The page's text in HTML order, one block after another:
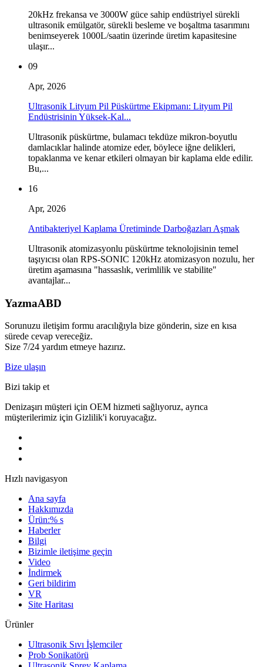
20kHz frekansa ve 3000W güce sahip endüstriyel sürekli
ultrasonik emülgatör, sürekli besleme ve boşaltma tasarımını
benimseyerek 1000L/saatin üzerinde üretim kapasitesine
ulaşır...
09
Apr, 2026
Ultrasonik Lityum Pil Püskürtme Ekipmanı: Lityum Pil
Endüstrisinin Yüksek-Kal...
Ultrasonik püskürtme, bulamacı tekdüze mikron-boyutlu
damlacıklar halinde atomize eder, böylece iğne delikleri,
topaklanma ve kenar etkileri olmayan bir kaplama elde edilir.
Bu,...
16
Apr, 2026
Antibakteriyel Kaplama Üretiminde Darboğazları Aşmak
Ultrasonik atomizasyonlu püskürtme teknolojisinin temel
taşıyıcısı olan RPS-SONIC 120kHz atomizasyon nozulu, her
üretim aşamasına "hassaslık, verimlilik ve stabilite"
avantajlar...
YazmaABD
Sorunuzu iletişim formu aracılığıyla bize gönderin, size en kısa
sürede cevap vereceğiz.
Size 7/24 yardım etmeye hazırız.
Bize ulaşın
Bizi takip et
Denizaşırı müşteri için OEM hizmeti sağlıyoruz, ayrıca
müşterilerimiz için Gizlilik'i koruyacağız.
Hızlı navigasyon
Ana sayfa
Hakkımızda
Ürün:% s
Haberler
Bilgi
Bizimle iletişime geçin
Video
İndirmek
Geri bildirim
VR
Site Haritası
Ürünler
Ultrasonik Sıvı İşlemciler
Prob Sonikatörü